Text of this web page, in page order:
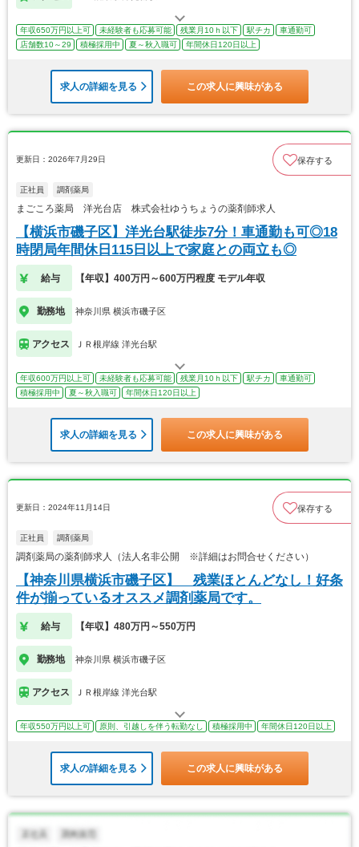
年収650万円以上可 未経験者も応募可能 残業月10ｈ以下 駅チカ
車通勤可
店舗数10～29
積極採用中 夏～秋入職可 年間休日120日以上
求人の詳細を見る この求人に興味がある
更新日：2026年7月29日 保存する
正社員 調剤薬局
まごころ薬局 洋光台店 株式会社ゆうちょうの薬剤師求人
【横浜市磯子区】洋光台駅徒歩7分！車通勤も可◎18
時閉局年間休日115日以上で家庭との両立も◎
給与 【年収】400万円～600万円程度 モデル年収
勤務地 神奈川県 横浜市磯子区
アクセス ＪＲ根岸線 洋光台駅
年収600万円以上可 未経験者も応募可能 残業月10ｈ以下 駅チカ
車通勤可
積極採用中
夏～秋入職可 年間休日120日以上
求人の詳細を見る この求人に興味がある
更新日：2024年11月14日 保存する
正社員 調剤薬局
調剤薬局の薬剤師求人（法人名非公開 ※詳細はお問合せください）
【神奈川県横浜市磯子区】 残業ほとんどなし！好条
件が揃っているオススメ調剤薬局です。
給与 【年収】480万円～550万円
勤務地 神奈川県 横浜市磯子区
アクセス ＪＲ根岸線 洋光台駅
年収550万円以上可 原則、引越しを伴う転勤なし 積極採用中 年間休日120日以上
求人の詳細を見る この求人に興味がある